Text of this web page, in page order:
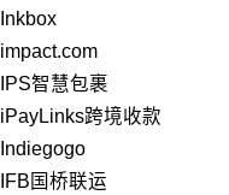
Inkbox
impact.com
IPS智慧包裹
iPayLinks跨境收款
Indiegogo
IFB国桥联运